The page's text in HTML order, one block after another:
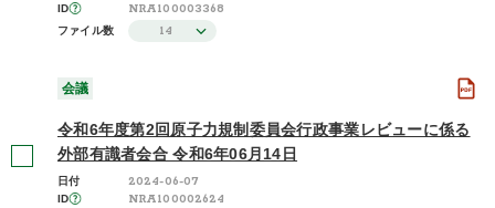
ID NRA100003368
ファイル数 14
会議
令和6年度第2回原子力規制委員会行政事業レビューに係る
外部有識者会合 令和6年06月14日
日付 2024-06-07
ID NRA100002624